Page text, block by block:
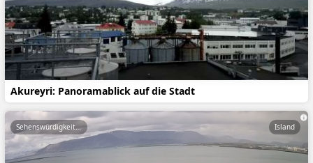
Akureyri: Panoramablick auf die Stadt
Sehenswürdigkeiten Island